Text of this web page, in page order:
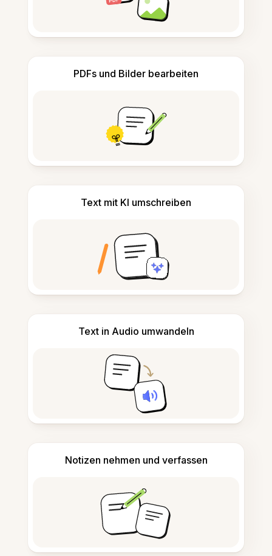
PDFs und Bilder bearbeiten
Text mit KI umschreiben
Text in Audio umwandeln
Notizen nehmen und verfassen